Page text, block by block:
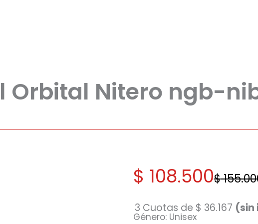
Orbital Nitero ngb-
$
El
precio
original
$ 108.500
El
precio
actual
3 Cuotas de $ 36.167 (sin
Género: Unisex